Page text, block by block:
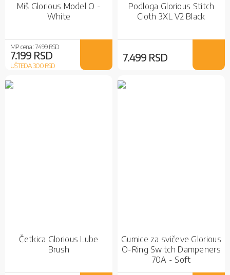
Miš Glorious Model O -
White
MP cena :7.499 RSD
7.199 RSD
UŠTEDA 300RSD
Podloga Glorious Stitch
Cloth 3XL V2 Black
7.499 RSD
Četkica Glorious Lube
Brush
Gumice za svičeve Glorious
O-Ring Switch Dampeners
70A - Soft